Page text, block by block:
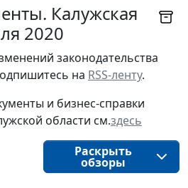
Калужская
2020
законодательства
на RSS-ленту.
и бизнес-справки
области см.здесь
Раскрыть
обзоры